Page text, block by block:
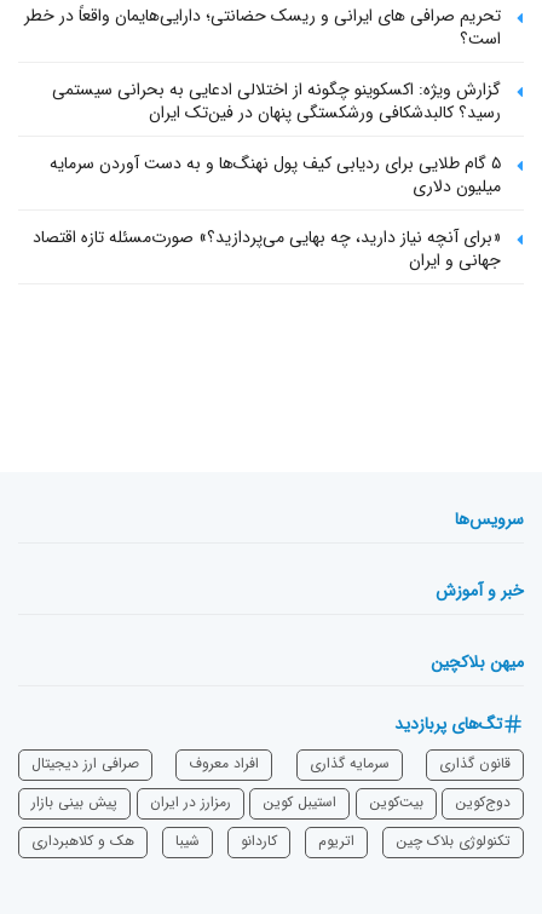
تحریم صرافی های ایرانی و ریسک حضانتی؛ دارایی‌هایمان واقعاً در خطر
است؟
گزارش ویژه: اکسکوینو چگونه از اختلالی ادعایی به بحرانی سیستمی
رسید؟ کالبدشکافی ورشکستگی پنهان در فین‌تک ایران
۵ گام طلایی برای ردیابی کیف پول‌ نهنگ‌ها و به دست آوردن سرمایه
میلیون دلاری
«برای آنچه نیاز دارید، چه بهایی می‌پردازید؟» صورت‌مسئله تازه اقتصاد
جهانی و ایران
سرویس‌ها
خبر و آموزش
میهن بلاکچین
تگ‌های پربازدید
قانون گذاری سرمایه‌ گذاری افراد معروف
صرافی ارز دیجیتال
دوج‌کوین
بیت‌کوین استیبل کوین رمزارز در ایران
پیش بینی بازار
تکنولوژی بلاک چین
اتریوم ‌کاردانو شیبا هک و کلاهبرداری